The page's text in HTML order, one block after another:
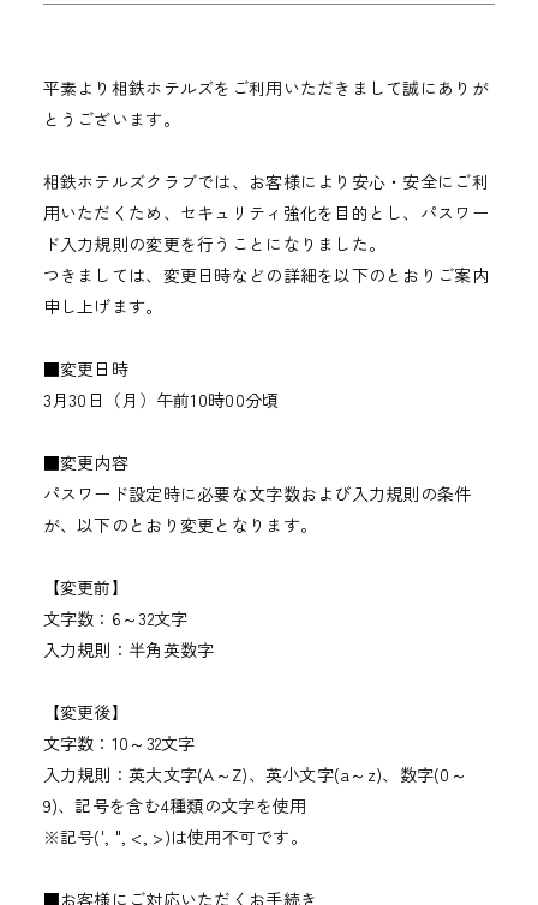
8
日
平素より相鉄ホテルズをご利用いただきまして誠にありが
とうございます。
相鉄ホテルズクラブでは、お客様により安心・安全にご利
用いただくため、セキュリティ強化を目的とし、パスワー
ド入力規則の変更を行うことになりました。
つきましては、変更日時などの詳細を以下のとおりご案内
申し上げます。
■変更日時
3月30日（月）午前10時00分頃
■変更内容
パスワード設定時に必要な文字数および入力規則の条件
が、以下のとおり変更となります。
【変更前】
文字数：6～32文字
入力規則：半角英数字
【変更後】
文字数：10～32文字
入力規則：英大文字(A～Z)、英小文字(a～z)、数字(0～
9)、記号を含む4種類の文字を使用
※記号(', ", <, >)は使用不可です。
■お客様にご対応いただくお手続き